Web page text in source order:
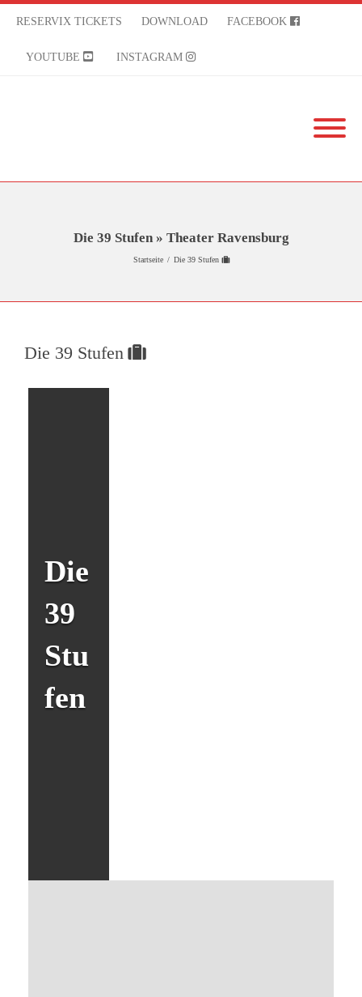
RESERVIX TICKETS DOWNLOAD FACEBOOK
YOUTUBE INSTAGRAM
Die 39 Stufen » Theater Ravensburg
Startseite / Die 39 Stufen
Die 39 Stufen
Die
39
Stu
fen